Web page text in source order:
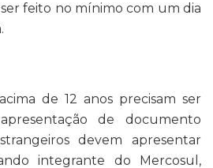
feito no mínimo com um dia
de 12 anos precisam ser
de documento
devem apresentar
integrante do Mercosul,